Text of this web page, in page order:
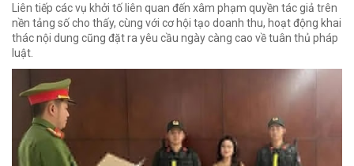
Liên tiếp các vụ khởi tố liên quan đến xâm phạm quyền tác giả trên
nền tảng số cho thấy, cùng với cơ hội tạo doanh thu, hoạt động khai
thác nội dung cũng đặt ra yêu cầu ngày càng cao về tuân thủ pháp
luật.